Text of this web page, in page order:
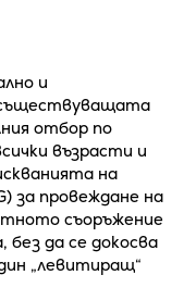
и
съществуващата
отбор по
възрасти и
на
за провеждане на
съоръжение
без да се докосва
„левитиращ“